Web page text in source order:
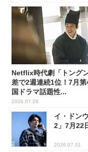
Netflix時代劇「トング
差で2週連続1位！7月
国ドラマ話題性...
2026.07.29
イ・ドン
2」7月22
2026.07.01